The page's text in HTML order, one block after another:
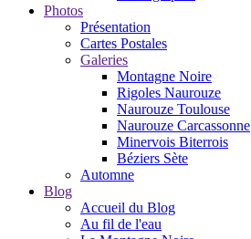
Photos
Présentation
Cartes Postales
Galeries
Montagne Noire
Rigoles Naurouze
Naurouze Toulouse
Naurouze Carcassonne
Minervois Biterrois
Béziers Sète
Automne
Blog
Accueil du Blog
Au fil de l'eau